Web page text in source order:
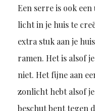
Een serre is ook
licht in je huis te
extra stuk aan je
ramen. Het is alsof
niet. Het fijne aan
zonlicht hebt alsof
beschut bent tegen